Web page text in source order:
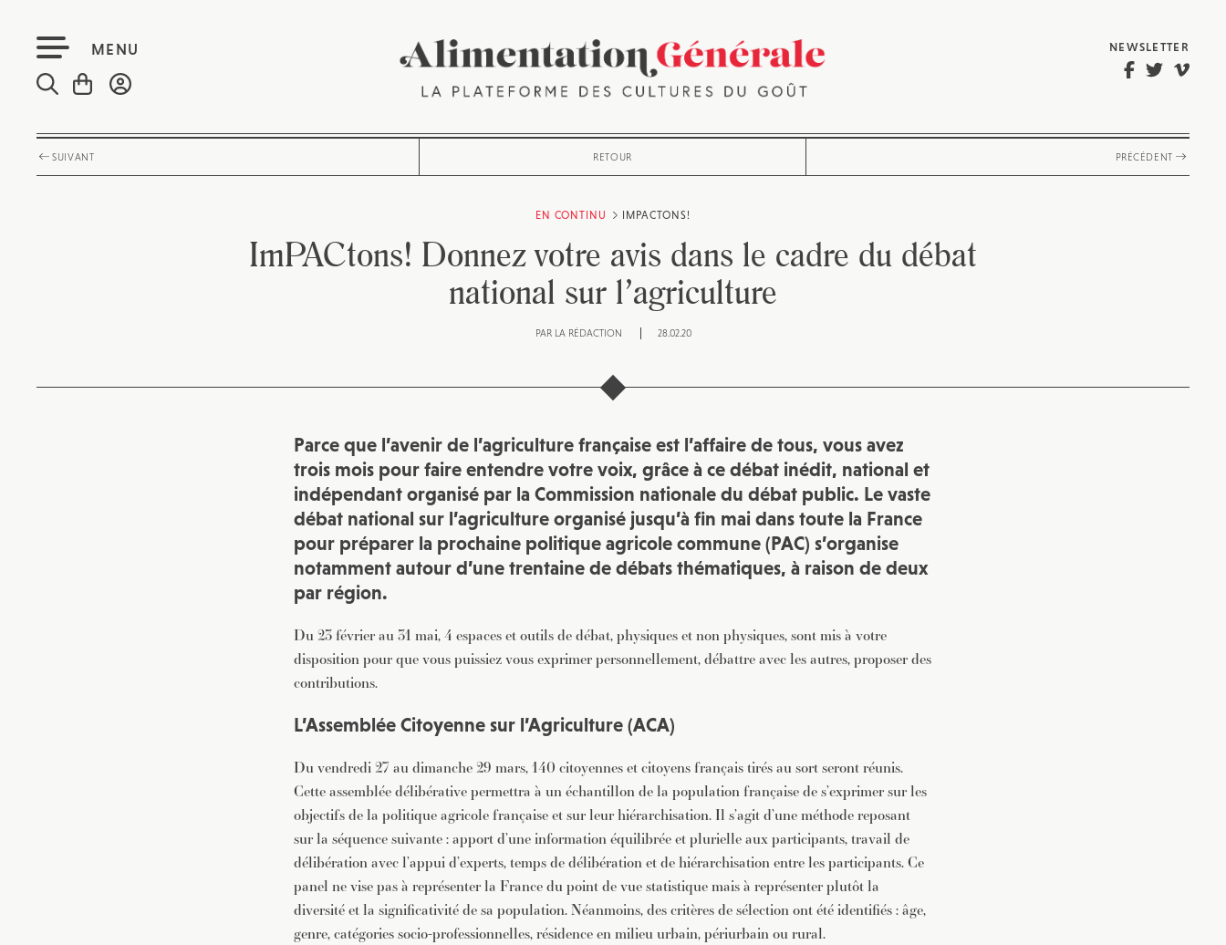
MENU NEWSLETTER
SUIVANT RETOUR PRÉCÉDENT
EN CONTINU IMPACTONS!
ImPACtons! Donnez votre avis dans le cadre du débat
national sur l’agriculture
PAR LA RÉDACTION 28.02.20
Parce que l’avenir de l’agriculture française est l’affaire de tous, vous avez
trois mois pour faire entendre votre voix, grâce à ce débat inédit, national et
indépendant organisé par la Commission nationale du débat public. Le vaste
débat national sur l’agriculture organisé jusqu’à fin mai dans toute la France
pour préparer la prochaine politique agricole commune (PAC) s’organise
notamment autour d’une trentaine de débats thématiques, à raison de deux
par région.
Du 23 février au 31 mai, 4 espaces et outils de débat, physiques et non physiques, sont mis à votre
disposition pour que vous puissiez vous exprimer personnellement, débattre avec les autres, proposer des
contributions.
L’Assemblée Citoyenne sur l’Agriculture (ACA)
Du vendredi 27 au dimanche 29 mars, 140 citoyennes et citoyens français tirés au sort seront réunis.
Cette assemblée délibérative permettra à un échantillon de la population française de s’exprimer sur les
objectifs de la politique agricole française et sur leur hiérarchisation. Il s’agit d’une méthode reposant
sur la séquence suivante : apport d’une information équilibrée et plurielle aux participants, travail de
délibération avec l’appui d’experts, temps de délibération et de hiérarchisation entre les participants. Ce
panel ne vise pas à représenter la France du point de vue statistique mais à représenter plutôt la
diversité et la significativité de sa population. Néanmoins, des critères de sélection ont été identifiés : âge,
genre, catégories socio-professionnelles, résidence en milieu urbain, périurbain ou rural.
Pour recevoir toutes les deux semaines notre lettre d’info avec une
sélection d’articles …